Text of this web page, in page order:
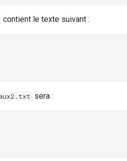
contient le texte suivant :
sera :